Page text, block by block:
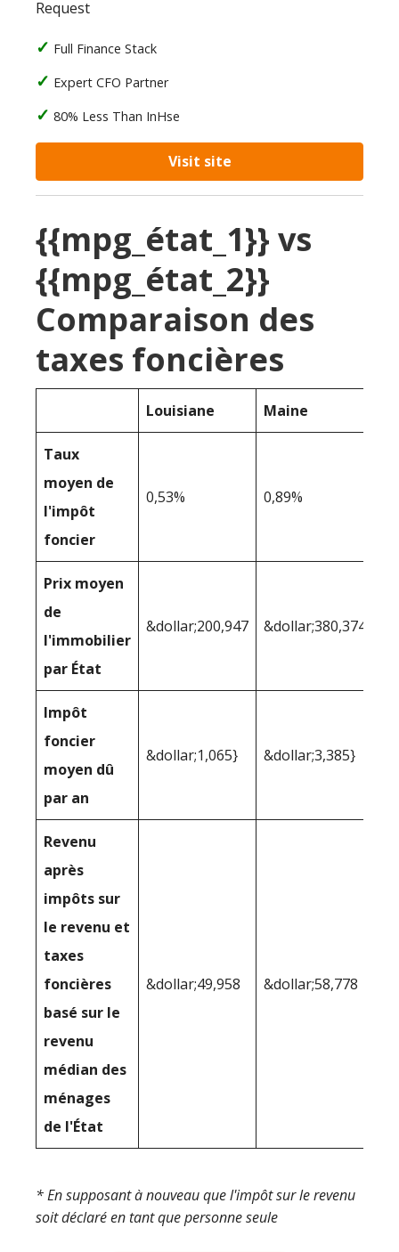
Request
Full Finance Stack
Expert CFO Partner
80% Less Than InHse
Visit site
{{mpg_état_1}} vs
{{mpg_état_2}}
Comparaison des
taxes foncières
Louisiane Maine
Taux
moyen de
l'impôt
foncier
0,53% 0,89%
Prix moyen
de
l'immobilier
par État
&dollar;200,947 &dollar;380,374
Impôt
foncier
moyen dû
par an
&dollar;1,065} &dollar;3,385}
Revenu
après
impôts sur
le revenu et
taxes
foncières
basé sur le
revenu
médian des
ménages
de l'État
&dollar;49,958 &dollar;58,778
* En supposant à nouveau que l'impôt sur le revenu
soit déclaré en tant que personne seule